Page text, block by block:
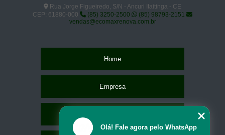
Rua Jorge Figueiredo, S/N - Ancuri Itaitinga - CE
CEP: 61880-000
(85) 3250-2500
(85) 98793-2151
vendas@ecomaxrenova.com.br
Home
Empresa
Olá! Fale agora pelo WhatsApp